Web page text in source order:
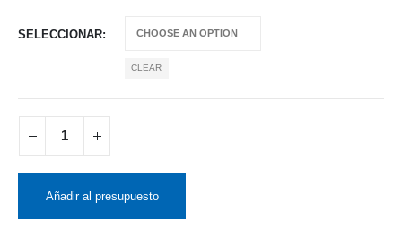
SELECCIONAR
CLEAR
Añadir al presupuesto